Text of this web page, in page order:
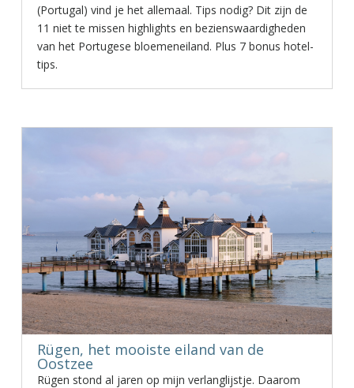
(Portugal) vind je het allemaal. Tips nodig? Dit zijn de
11 niet te missen highlights en bezienswaardigheden
van het Portugese bloemeneiland. Plus 7 bonus hotel-
tips.
Rügen, het mooiste eiland van de
Oostzee
Rügen stond al jaren op mijn verlanglijstje. Daarom